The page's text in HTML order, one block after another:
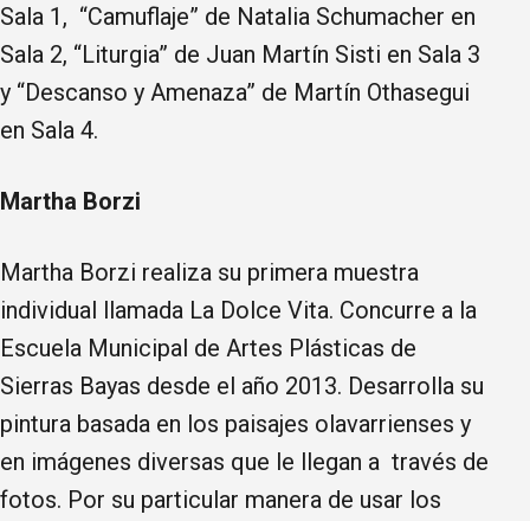
Sala 1, “Camuflaje” de Natalia Schumacher en
Sala 2, “Liturgia” de Juan Martín Sisti en Sala 3
y “Descanso y Amenaza” de Martín Othasegui
en Sala 4.
Martha Borzi
Martha Borzi realiza su primera muestra
individual llamada La Dolce Vita. Concurre a la
Escuela Municipal de Artes Plásticas de
Sierras Bayas desde el año 2013. Desarrolla su
pintura basada en los paisajes olavarrienses y
en imágenes diversas que le llegan a través de
fotos. Por su particular manera de usar los